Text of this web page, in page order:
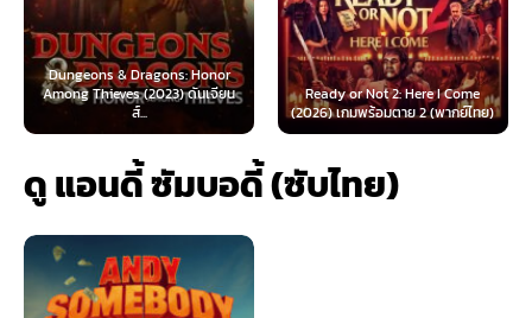
Dragons: Honor
(2023) ดันเจียน
Ready or Not 2: Here I Come
(2026) เกมพร้อมตาย 2 (พากย์ไทย)
Now You See
(2025) อาช
ดู แอนดี้ ซัมบอดี้ (ซับไทย)